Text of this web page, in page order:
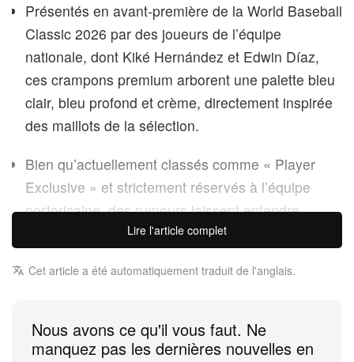
Présentés en avant-première de la World Baseball
Classic 2026 par des joueurs de l’équipe
nationale, dont Kiké Hernández et Edwin Díaz,
ces crampons premium arborent une palette bleu
clair, bleu profond et crème, directement inspirée
des maillots de la sélection.
Bien qu’actuellement classés comme « Player
Exclusive » et strictement réservés à l’équipe
portoricaine, des rumeurs laissent entendre
qu’une sortie commerciale plus large des
jour plus tard cette année.
lancée, et Team Puerto Rico arrive au bâton avec
Lire l'article complet
Cet article a été automatiquement traduit de l'anglais.
Nous avons ce qu'il vous faut. Ne
manquez pas les dernières nouvelles en